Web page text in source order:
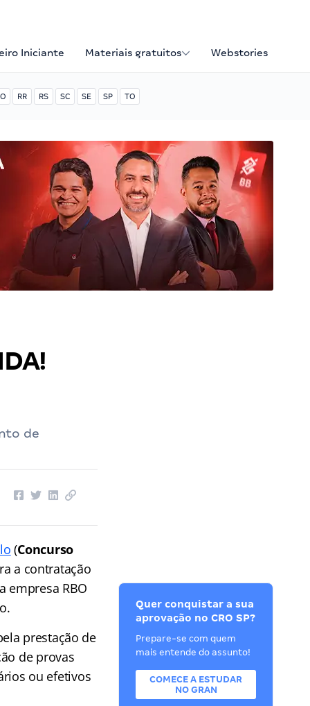
Iniciante Materiais gratuitos Webstories
RR RS SC SE SP TO
de
(Concurso
a contratação
empresa RBO
prestação de
de provas
ou efetivos
Quer conquistar a sua
aprovação no CRO SP?
Prepare-se com quem
mais entende do assunto!
COMECE A ESTUDAR
NO GRAN